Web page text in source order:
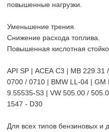
повышенные нагрузки.
Уменьшение трения.
Снижение расхода топлива.
Повышенная кислотная
API SP | ACEA C3 | MB 229.31
0700 / 0710 | BMW LL-04 | GM
9.55535-S3 | VW 505.00 /
1547 - D30
Для всех типов бензиновых и